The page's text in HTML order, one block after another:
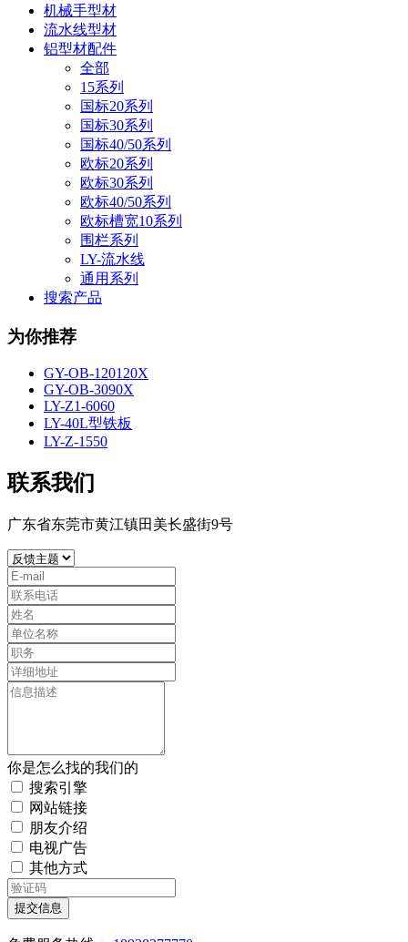
机械手型材
流水线型材
铝型材配件
全部
15系列
国标20系列
国标30系列
国标40/50系列
欧标20系列
欧标30系列
欧标40/50系列
欧标槽宽10系列
围栏系列
LY-流水线
通用系列
搜索产品
为你推荐
GY-OB-120120X
GY-OB-3090X
LY-Z1-6060
LY-40L型铁板
LY-Z-1550
联系我们
广东省东莞市黄江镇田美长盛街9号
你是怎么找的我们的
搜索引擎
网站链接
朋友介绍
电视广告
其他方式
提交信息